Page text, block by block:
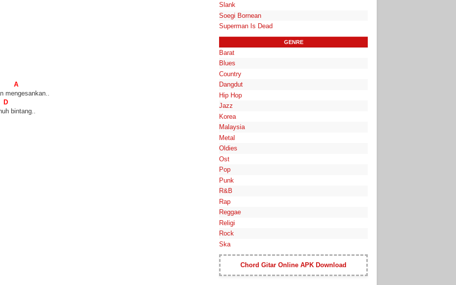
mengesankan..
bintang..
Slank
Soegi Bornean
Superman Is Dead
GENRE
Barat
Blues
Country
Dangdut
Hip Hop
Jazz
Korea
Malaysia
Metal
Oldies
Ost
Pop
Punk
R&B
Rap
Reggae
Religi
Rock
Ska
Chord Gitar Online APK Download